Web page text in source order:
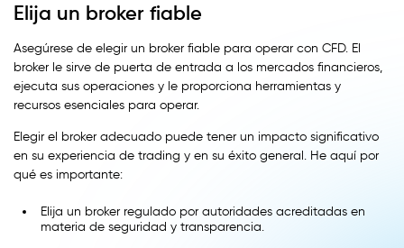
Elija un broker fiable
Asegúrese de elegir un broker fiable para operar con CFD. El
broker le sirve de puerta de entrada a los mercados financieros,
ejecuta sus operaciones y le proporciona herramientas y
recursos esenciales para operar.
Elegir el broker adecuado puede tener un impacto significativo
en su experiencia de trading y en su éxito general. He aquí por
qué es importante:
Elija un broker regulado por autoridades acreditadas en
materia de seguridad y transparencia.